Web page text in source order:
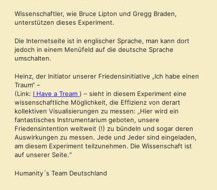
Wissenschaftler, wie Bruce Lipton und Gregg Braden,
unterstützen dieses Experiment.
Die Internetseite ist in englischer Sprache, man kann dort
jedoch in einem Menüfeld auf die deutsche Sprache
umschalten.
Heinz, der Initiator unserer Friedensinitiative „Ich habe einen
Traum“ –
(Link: I Have a Tream ) – sieht in diesem Experiment eine
wissenschaftliche Möglichkeit, die Effizienz von derart
kollektiven Visualisierungen zu messen: „Hier wird ein
fantastisches Instrumentarium geboten, unsere
Friedensintention weltweit (!) zu bündeln und sogar deren
Auswirkungen zu messen. Jede und Jeder sind eingeladen,
am diesem Experiment teilzunehmen. Die Wissenschaft ist
auf unserer Seite.“
Humanity´s Team Deutschland